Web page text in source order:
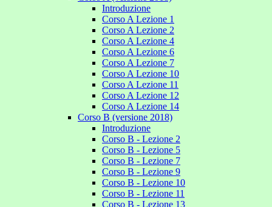
Introduzione
Corso A Lezione 1
Corso A Lezione 2
Corso A Lezione 4
Corso A Lezione 6
Corso A Lezione 7
Corso A Lezione 10
Corso A Lezione 11
Corso A Lezione 12
Corso A Lezione 14
Corso B (versione 2018)
Introduzione
Corso B - Lezione 2
Corso B - Lezione 5
Corso B - Lezione 7
Corso B - Lezione 9
Corso B - Lezione 10
Corso B - Lezione 11
Corso B - Lezione 13